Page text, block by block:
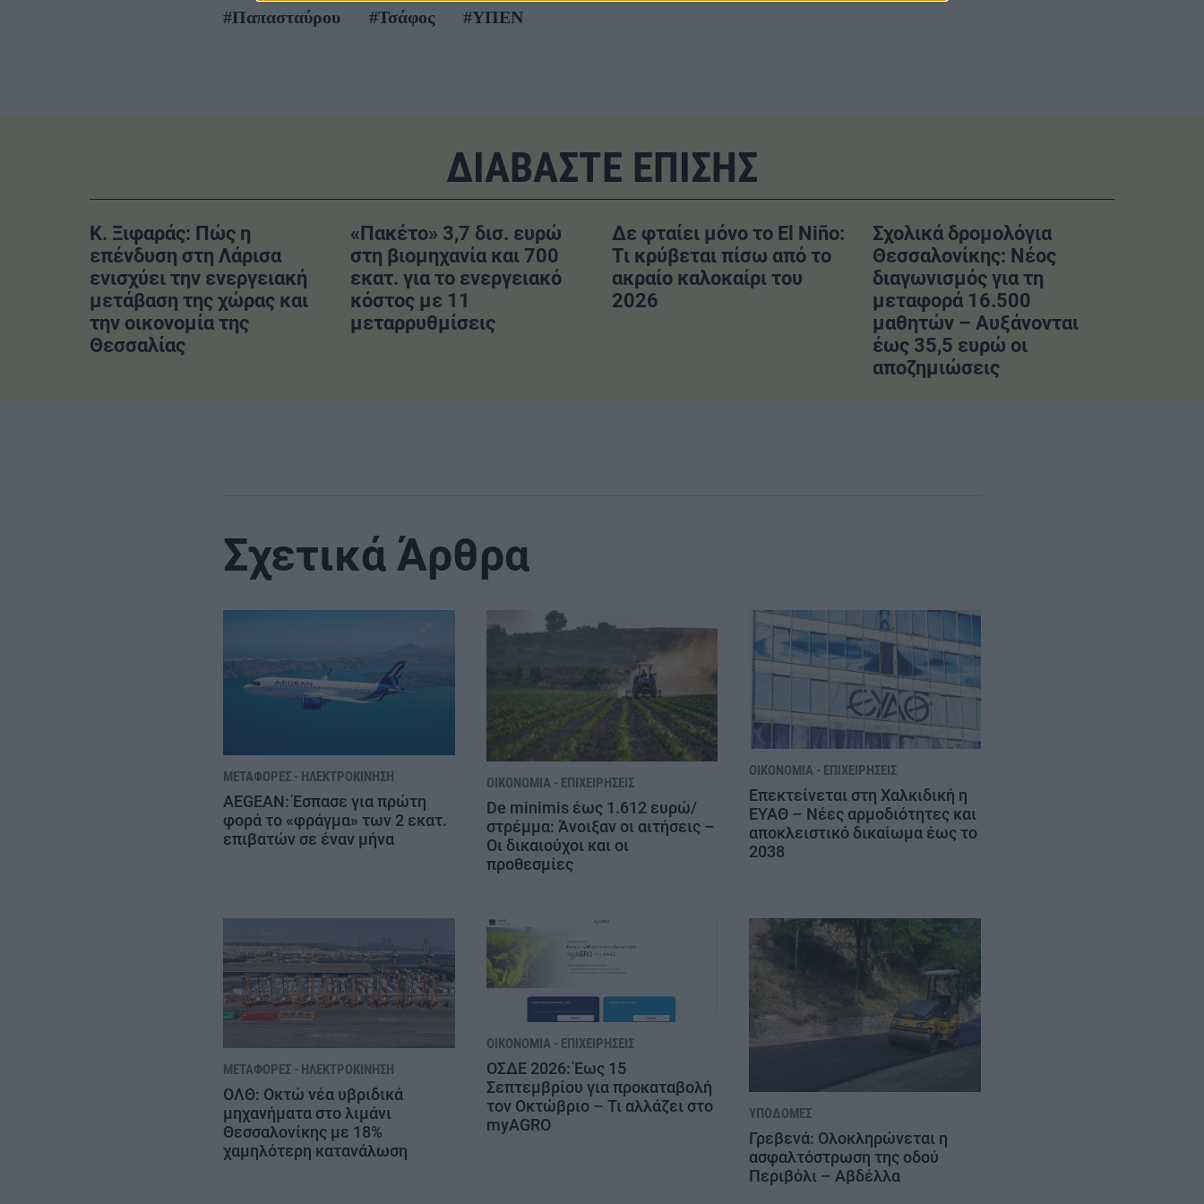
#Παπασταύρου #Τσάφος #ΥΠΕΝ
ΔΙΑΒΑΣΤΕ ΕΠΙΣΗΣ
Κ. Ξιφαράς: Πώς η
επένδυση στη Λάρισα
ενισχύει την ενεργειακή
μετάβαση της χώρας και
την οικονομία της
Θεσσαλίας
«Πακέτο» 3,7 δισ. ευρώ
στη βιομηχανία και 700
εκατ. για το ενεργειακό
κόστος με 11
μεταρρυθμίσεις
Δε φταίει μόνο το El Niño:
Τι κρύβεται πίσω από το
ακραίο καλοκαίρι του
2026
Σχολικά δρομολόγια
Θεσσαλονίκης: Νέος
διαγωνισμός για τη
μεταφορά 16.500
μαθητών – Αυξάνονται
έως 35,5 ευρώ οι
αποζημιώσεις
Σχετικά Άρθρα
ΜΕΤΑΦΟΡΈΣ - ΗΛΕΚΤΡΟΚΊΝΗΣΗ
AEGEAN: Έσπασε για πρώτη
φορά το «φράγμα» των 2 εκατ.
επιβατών σε έναν μήνα
ΟΙΚΟΝΟΜΊΑ - ΕΠΙΧΕΙΡΉΣΕΙΣ
De minimis έως 1.612 ευρώ/
στρέμμα: Άνοιξαν οι αιτήσεις –
Οι δικαιούχοι και οι
προθεσμίες
ΟΙΚΟΝΟΜΊΑ - ΕΠΙΧΕΙΡΉΣΕΙΣ
Επεκτείνεται στη Χαλκιδική η
ΕΥΑΘ – Νέες αρμοδιότητες και
αποκλειστικό δικαίωμα έως το
2038
ΜΕΤΑΦΟΡΈΣ - ΗΛΕΚΤΡΟΚΊΝΗΣΗ
ΟΛΘ: Οκτώ νέα υβριδικά
μηχανήματα στο λιμάνι
Θεσσαλονίκης με 18%
χαμηλότερη κατανάλωση
ΟΙΚΟΝΟΜΊΑ - ΕΠΙΧΕΙΡΉΣΕΙΣ
ΟΣΔΕ 2026: Έως 15
Σεπτεμβρίου για προκαταβολή
τον Οκτώβριο – Τι αλλάζει στο
myAGRO
ΥΠΟΔΟΜΈΣ
Γρεβενά: Ολοκληρώνεται η
ασφαλτόστρωση της οδού
Περιβόλι – Αβδέλλα